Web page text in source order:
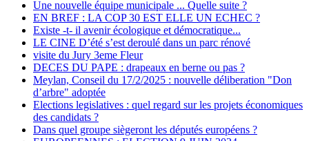
Une nouvelle équipe municipale ... Quelle suite ?
EN BREF : LA COP 30 EST ELLE UN ECHEC ?
Existe -t- il avenir écologique et démocratique...
LE CINE D’été s’est deroulé dans un parc rénové
visite du Jury 3eme Fleur
DECES DU PAPE : drapeaux en berne ou pas ?
Meylan, Conseil du 17/2/2025 : nouvelle déliberation "Don
d’arbre" adoptée
Elections legislatives : quel regard sur les projets économiques
des candidats ?
Dans quel groupe siègeront les députés européens ?